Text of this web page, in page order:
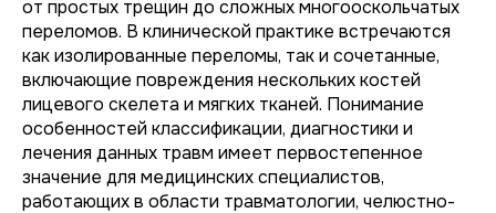
от простых трещин до сложных многооскольчатых
переломов. В клинической практике встречаются
как изолированные переломы, так и сочетанные,
включающие повреждения нескольких костей
лицевого скелета и мягких тканей. Понимание
особенностей классификации, диагностики и
лечения данных травм имеет первостепенное
значение для медицинских специалистов,
работающих в области травматологии, челюстно-